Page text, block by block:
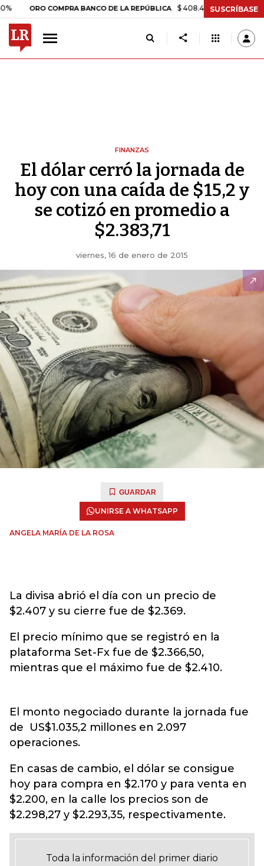
ORO COMPRA BANCO DE LA REPÚBLICA $ 408.498,97 +$ 8.753,81
SUSCRÍBASE
FINANZAS
El dólar cerró la jornada de
hoy con una caída de $15,2 y
se cotizó en promedio a
$2.383,71
viernes, 16 de enero de 2015
GUARDAR
UNIRSE A WHATSAPP
ANGELA MARÍA DE LA ROSA
La divisa abrió el día con un precio de
$2.407 y su cierre fue de $2.369.
El precio mínimo que se registró en la
plataforma Set-Fx fue de $2.366,50,
mientras que el máximo fue de $2.410.
El monto negociado durante la jornada fue
de US$1.035,2 millones en 2.097
operaciones.
En casas de cambio, el dólar se consigue
hoy para compra en $2.170 y para venta en
$2.200, en la calle los precios son de
$2.298,27 y $2.293,35, respectivamente.
Toda la información del primer diario